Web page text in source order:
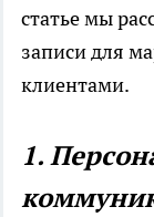
статье мы
записи для
клиентами.
1.